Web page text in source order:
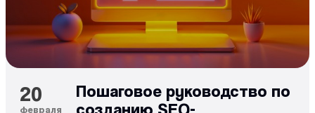
20
февраля
Пошаговое руководство по